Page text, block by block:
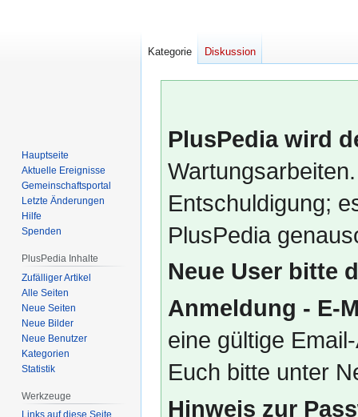
PlusPedia wird
Entschuldigung;
PlusPedia
Neue User bitte
Anmeldung - E-
eine gültige
Euch bitte unter
Hinweis zur
Kategorie Diskussion
Hauptseite
Aktuelle Ereignisse
Gemeinschafts­portal
Letzte Änderungen
Hilfe
Spenden
PlusPedia Inhalte
Zufälliger Artikel
Alle Seiten
Neue Seiten
Neue Bilder
Neue Benutzer
Kategorien
Statistik
Werkzeuge